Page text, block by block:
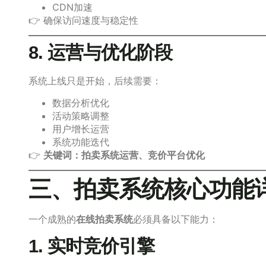
CDN加速
👉 确保访问速度与稳定性
8. 运营与优化阶段
系统上线只是开始，后续需要：
数据分析优化
活动策略调整
用户增长运营
系统功能迭代
👉 关键词：拍卖系统运营、竞价平台优化
三、拍卖系统核心功能
一个成熟的在线拍卖系统必须具备以下能力：
1. 实时竞价引擎